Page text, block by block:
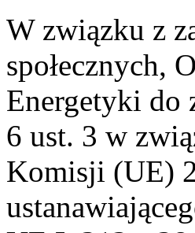
W związku z
społecznych,
Energetyki do
6 ust. 3 w
Komisji (UE)